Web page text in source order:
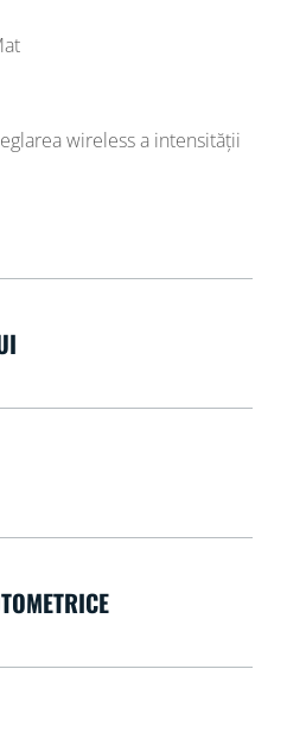
wireless a intensității